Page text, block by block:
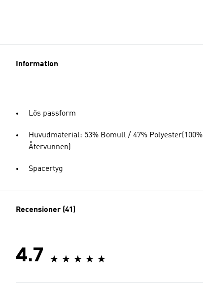
Information
Lös passform
Huvudmaterial: 53% Bomull / 47% Polyester(100%
Återvunnen)
Spacertyg
Recensioner (41)
4.7